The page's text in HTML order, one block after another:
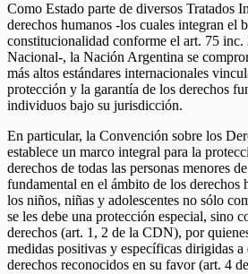
Como Estado parte de diversos Tratados
derechos humanos -los cuales integran el
constitucionalidad conforme el art. 75
Nacional-, la Nación Argentina se
más altos estándares internacionales
protección y la garantía de los derechos
individuos bajo su jurisdicción.
En particular, la Convención sobre los
establece un marco integral para la
derechos de todas las personas menores
fundamental en el ámbito de los derechos
los niños, niñas y adolescentes no sólo
se les debe una protección especial, sino
derechos (art. 1, 2 de la CDN), por
medidas positivas y específicas dirigidas
derechos reconocidos en su favor (art. 4